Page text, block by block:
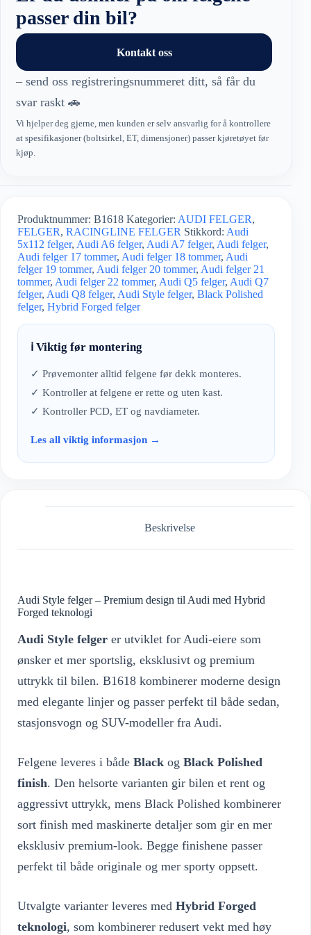
Polished
antall
passer din bil?
Kontakt oss
– send oss registreringsnummeret ditt, så får du
svar raskt 🚗
Vi hjelper deg gjerne, men kunden er selv ansvarlig for å kontrollere
at spesifikasjoner (boltsirkel, ET, dimensjoner) passer kjøretøyet før
kjøp.
Produktnummer: B1618 Kategorier: AUDI FELGER,
FELGER, RACINGLINE FELGER Stikkord: Audi
5x112 felger, Audi A6 felger, Audi A7 felger, Audi felger,
Audi felger 17 tommer, Audi felger 18 tommer, Audi
felger 19 tommer, Audi felger 20 tommer, Audi felger 21
tommer, Audi felger 22 tommer, Audi Q5 felger, Audi Q7
felger, Audi Q8 felger, Audi Style felger, Black Polished
felger, Hybrid Forged felger
ℹ️ Viktig før montering
✓ Prøvemonter alltid felgene før dekk monteres.
✓ Kontroller at felgene er rette og uten kast.
✓ Kontroller PCD, ET og navdiameter.
Les all viktig informasjon →
Beskrivelse
Audi Style felger – Premium design til Audi med Hybrid
Forged teknologi
Audi Style felger er utviklet for Audi-eiere som
ønsker et mer sportslig, eksklusivt og premium
uttrykk til bilen. B1618 kombinerer moderne design
med elegante linjer og passer perfekt til både sedan,
stasjonsvogn og SUV-modeller fra Audi.
Felgene leveres i både Black og Black Polished
finish. Den helsorte varianten gir bilen et rent og
aggressivt uttrykk, mens Black Polished kombinerer
sort finish med maskinerte detaljer som gir en mer
eksklusiv premium-look. Begge finishene passer
perfekt til både originale og mer sporty oppsett.
Utvalgte varianter leveres med Hybrid Forged
teknologi, som kombinerer redusert vekt med høy